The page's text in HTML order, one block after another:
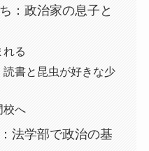
：政治家の息子と
れる
書と昆虫が好きな少
校へ
法学部で政治の基